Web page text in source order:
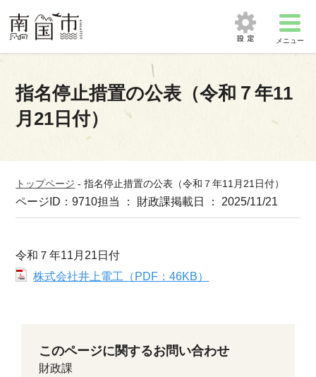
メニュー
指名停止措置の公表（令和７年11
月21日付）
トップページ -指名停止措置の公表（令和７年11月21日付）
ページID：9710担当 ： 財政課掲載日 ： 2025/11/21
令和７年11月21日付
株式会社井上電工（PDF：46KB）
このページに関するお問い合わせ
財政課